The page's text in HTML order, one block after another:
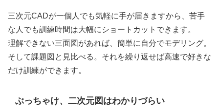
三次元CADが一個人でも気軽に手が届きますから、苦手
な人でも訓練時間は大幅にショートカットできます。
理解できない三面図があれば、簡単に自分でモデリング。
そして課題図と見比べる。それを繰り返せば高速で好きな
だけ訓練ができます。
ぶっちゃけ、二次元図はわかりづらい